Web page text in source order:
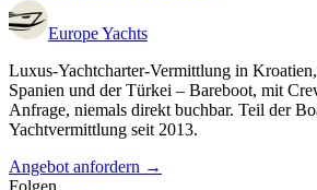
EuropeYachts
Luxus-Yachtcharter-Vermittlung in
Spanien und der Türkei – Bareboot, mit
Anfrage, niemals direkt buchbar. Teil der
Yachtvermittlung seit 2013.
Angebot anfordern →
Folgen